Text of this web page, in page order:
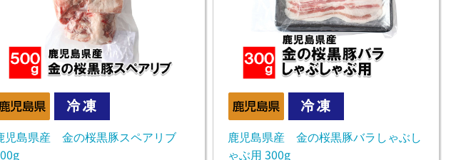
児島県産 金の桜黒豚スペアリブ
鹿児島県産 金の桜黒豚バラしゃぶし
ゃぶ用 300g